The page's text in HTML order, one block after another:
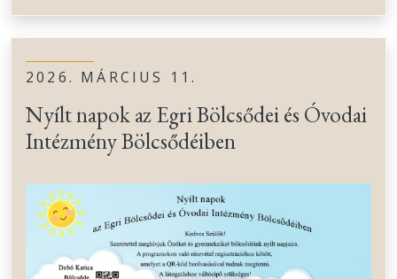
2026. MÁRCIUS 11.
Nyílt napok az Egri Bölcsődei és Óvodai
Intézmény Bölcsődéiben